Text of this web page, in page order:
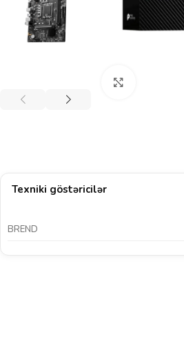
Texniki göstəricilər
BREND